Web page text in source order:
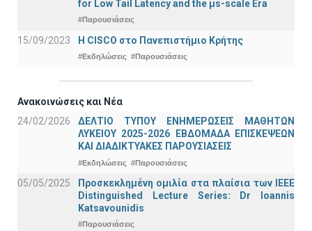
for Low Tail Latency and the μs-scale Era
#Παρουσιάσεις
15/09/2023 Η CISCO στο Πανεπιστήμιο Κρήτης
#Εκδηλώσεις #Παρουσιάσεις
Ανακοινώσεις και Νέα
24/02/2026
ΔΕΛΤΙΟ ΤΥΠΟΥ ΕΝΗΜΕΡΩΣΕΙΣ ΜΑΘΗΤΩΝ
ΛΥΚΕΙΟΥ 2025-2026 ΕΒΔΟΜΑΔΑ ΕΠΙΣΚΕΨΕΩΝ
ΚΑΙ ΔΙΑΔΙΚΤΥΑΚΕΣ ΠΑΡΟΥΣΙΑΣΕΙΣ
#Εκδηλώσεις #Παρουσιάσεις
05/05/2025
Προσκεκλημένη ομιλία στα πλαίσια των IEEE
Distinguished Lecture Series: Dr Ioannis
Katsavounidis
#Παρουσιάσεις